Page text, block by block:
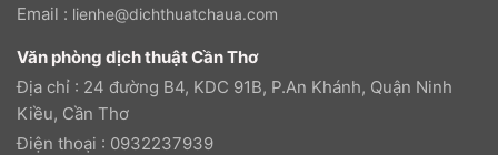
Email : lienhe@dichthuatchaua.com
Văn phòng dịch thuật Cần Thơ
Địa chỉ : 24 đường B4, KDC 91B, P.An Khánh, Quận Ninh
Kiều, Cần Thơ
Điện thoại : 0932237939